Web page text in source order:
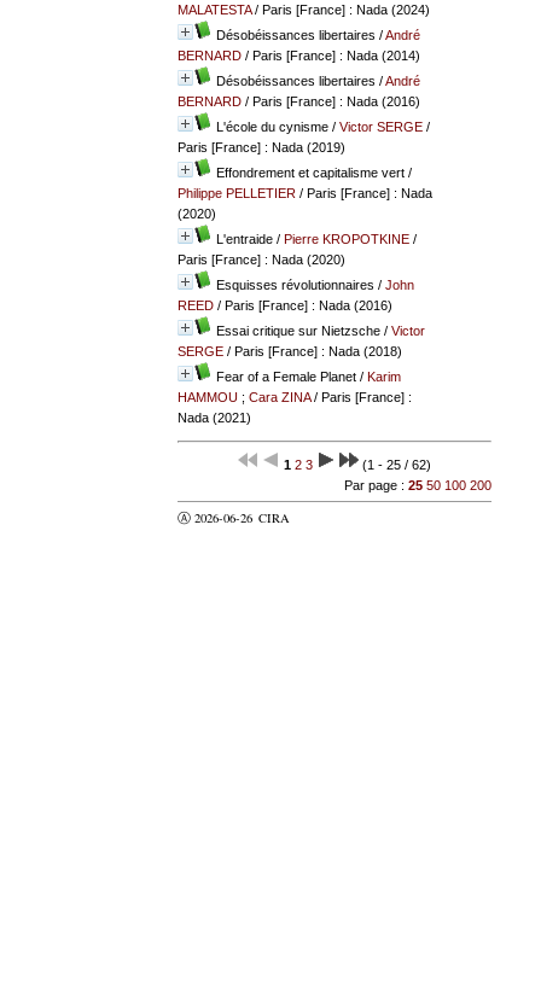
MALATESTA/ Paris [France] : Nada (2024)
Désobéissances libertaires /André
BERNARD/ Paris [France] : Nada (2014)
Désobéissances libertaires /André
BERNARD/ Paris [France] : Nada (2016)
L'école du cynisme/ Victor SERGE/
Paris [France] : Nada (2019)
Effondrement et capitalisme vert/
Philippe PELLETIER/ Paris [France] : Nada
(2020)
L'entraide/ Pierre KROPOTKINE/
Paris [France] : Nada (2020)
Esquisses révolutionnaires / John
REED/ Paris [France] : Nada (2016)
Essai critique sur Nietzsche/ Victor
SERGE/ Paris [France] : Nada (2018)
Fear of a Female Planet/ Karim
HAMMOU; Cara ZINA/ Paris [France] :
Nada (2021)
1 2 3
(1 - 25 / 62)
Par page : 25 50 100 200
Ⓐ 2026-06-26 CIRA